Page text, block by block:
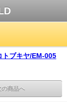
トブキヤ/EM-005
の商品へ